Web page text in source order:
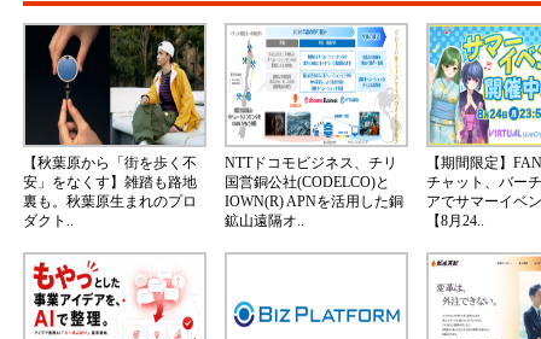
【秋葉原から「街を歩く不
安」をなくす】雑踏も路地
裏も。秋葉原生まれのプロ
ダクト..
NTTドコモビジネス、チリ
国営銅公社(CODELCO)と
IOWN(R) APNを活用した銅
鉱山遠隔オ..
【期間限定】
チャット、バー
アでサマーイベ
【8月24..